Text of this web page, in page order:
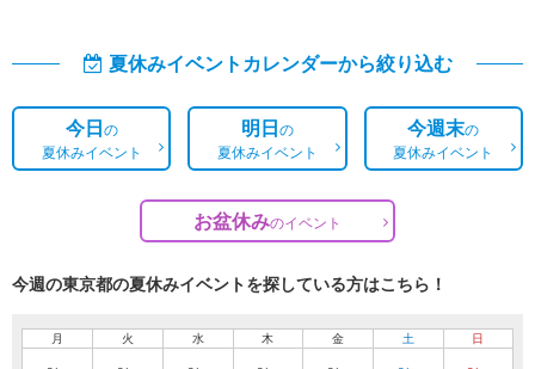
夏休みイベントカレンダーから絞り込む
今日の
夏休みイベント
明日の
夏休みイベント
今週末の
夏休みイベント
お盆休みのイベント
今週の東京都の夏休みイベントを探している方はこちら！
月 火 水 木 金 土 日